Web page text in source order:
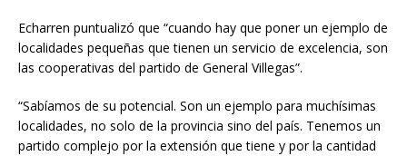
Echarren puntualizó que “cuando hay que poner un ejemplo de
localidades pequeñas que tienen un servicio de excelencia, son
las cooperativas del partido de General Villegas”.
“Sabíamos de su potencial. Son un ejemplo para muchísimas
localidades, no solo de la provincia sino del país. Tenemos un
partido complejo por la extensión que tiene y por la cantidad